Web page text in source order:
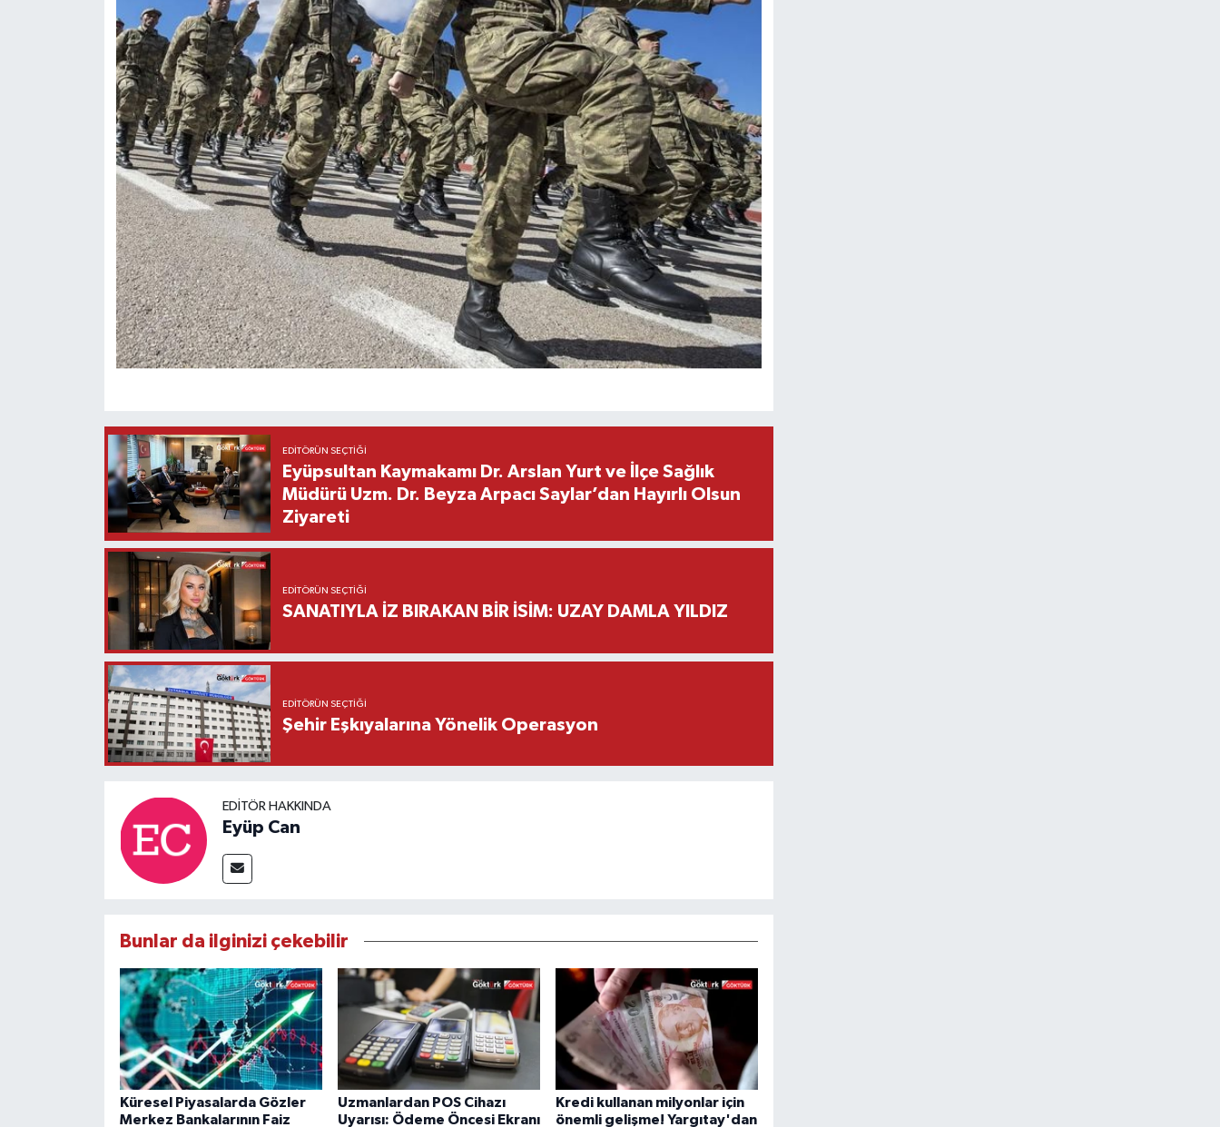
EDITÖRÜN SEÇTIĞI
Eyüpsultan Kaymakamı Dr. Arslan Yurt ve İlçe Sağlık
Müdürü Uzm. Dr. Beyza Arpacı Saylar’dan Hayırlı Olsun
Ziyareti
EDITÖRÜN SEÇTIĞI
SANATIYLA İZ BIRAKAN BİR İSİM: UZAY DAMLA YILDIZ
EDITÖRÜN SEÇTIĞI
Şehir Eşkıyalarına Yönelik Operasyon
EDITÖR HAKKINDA
Eyüp Can
Bunlar da ilginizi çekebilir
Küresel Piyasalarda Gözler
Merkez Bankalarının Faiz
Uzmanlardan POS Cihazı
Uyarısı: Ödeme Öncesi Ekranı
Kredi kullanan milyonlar için
önemli gelişme! Yargıtay'dan